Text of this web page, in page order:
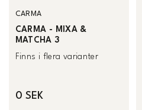
CARMA
CARMA - MIXA &
MATCHA 3
Finns i flera varianter
0 SEK